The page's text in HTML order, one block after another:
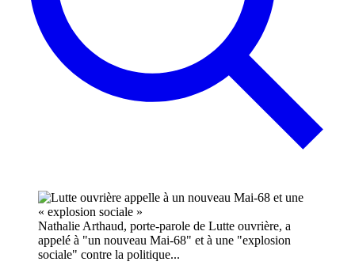
Nathalie Arthaud, porte-parole de Lutte ouvrière, a
appelé à "un nouveau Mai-68" et à une "explosion
sociale" contre la politique...